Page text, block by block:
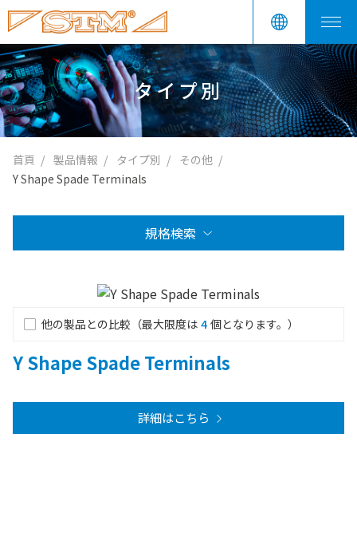
タイプ別
首頁 製品情報 タイプ別
その他
Y Shape Spade Terminals
規格検索
他の製品との比較（最大限度は 4 個となります。）
Y Shape Spade Terminals
詳細はこちら